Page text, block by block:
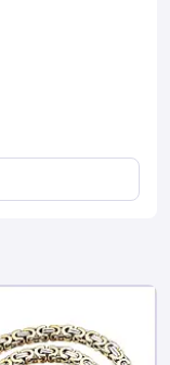
продавця
магазин